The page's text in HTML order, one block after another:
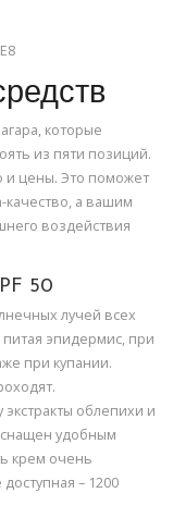
которые
из пяти позиций.
и цены. Это поможет
а вашим
воздействия
50
лучей всех
эпидермис, при
при купании.
облепихи и
удобным
крем очень
– 1200